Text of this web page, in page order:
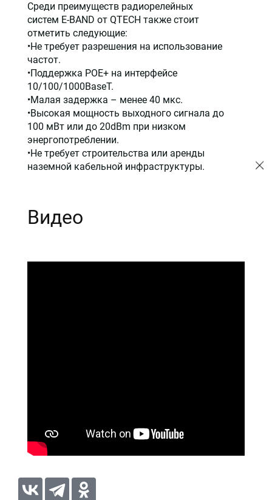
Среди преимуществ радиорелейных
систем E-BAND от QTECH также стоит
отметить следующие:
•Не требует разрешения на использование
частот.
•Поддержка POE+ на интерфейсе
10/100/1000BaseT.
•Малая задержка – менее 40 мкс.
•Высокая мощность выходного сигнала до
100 мВт или до 20dBm при низком
энергопотреблении.
•Не требует строительства или аренды
наземной кабельной инфраструктуры.
Видео